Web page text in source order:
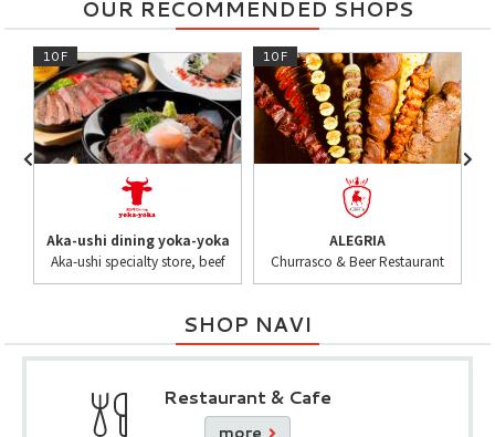
OUR RECOMMENDED SHOPS
10F
Aka-ushi dining yoka-yoka
Aka-ushi specialty store, beef
10F
ALEGRIA
Churrasco & Beer Restaurant
SHOP NAVI
Restaurant & Cafe
more